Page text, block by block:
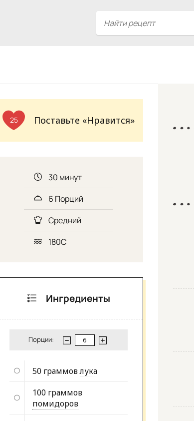
25 Поставьте «Нравится»
30 минут
6 Порций
Средний
180С
Ингредиенты
Порции:
50 граммовлука
100 граммов
помидоров